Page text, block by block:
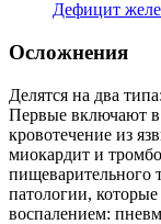
Дефицит
Осложнения
Делятся на два
Первые включают в
кровотечение из
миокардит и
пищеварительного
патологии,
воспалением: